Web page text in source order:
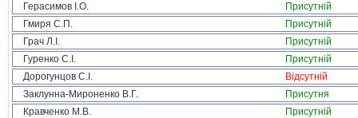
Герасимов І.О.
Присутній
Гмиря С.П.
Присутній
Грач Л.І.
Присутній
Гуренко С.І.
Присутній
Дорогунцов С.І.
Відсутній
Заклунна-Мироненко В.Г.
Присутня
Кравченко М.В.
Присутній